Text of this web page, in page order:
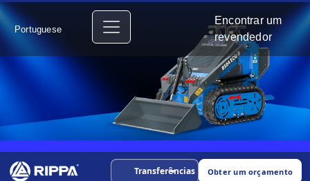
Portuguese
Encontrar um
revendedor
Transferências Obter um orçamento